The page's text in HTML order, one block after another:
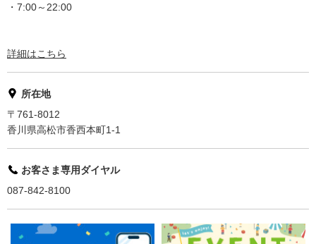
・7:00～22:00
詳細はこちら
所在地
〒761-8012
香川県高松市香西本町1-1
お客さま専用ダイヤル
087-842-8100